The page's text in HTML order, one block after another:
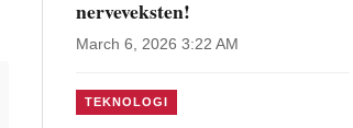
nerveveksten!
March 6, 2026 3:22 AM
TEKNOLOGI